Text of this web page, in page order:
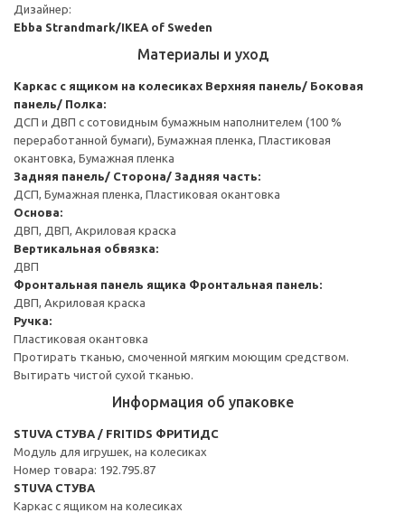
Дизайнер:
Ebba Strandmark/IKEA of Sweden
Материалы и уход
Каркас с ящиком на колесиках Верхняя панель/ Боковая
панель/ Полка:
ДСП и ДВП с сотовидным бумажным наполнителем (100 %
переработанной бумаги), Бумажная пленка, Пластиковая
окантовка, Бумажная пленка
Задняя панель/ Сторона/ Задняя часть:
ДСП, Бумажная пленка, Пластиковая окантовка
Основа:
ДВП, ДВП, Акриловая краска
Вертикальная обвязка:
ДВП
Фронтальная панель ящика Фронтальная панель:
ДВП, Акриловая краска
Ручка:
Пластиковая окантовка
Протирать тканью, смоченной мягким моющим средством.
Вытирать чистой сухой тканью.
Информация об упаковке
STUVA СТУВА / FRITIDS ФРИТИДС
Модуль для игрушек, на колесиках
Номер товара: 192.795.87
STUVA СТУВА
Каркас с ящиком на колесиках